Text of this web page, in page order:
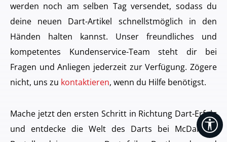
werden noch am selben Tag versendet, sodass du
deine neuen Dart-Artikel schnellstmöglich in den
Händen halten kannst. Unser freundliches und
kompetentes Kundenservice-Team steht dir bei
Fragen und Anliegen jederzeit zur Verfügung. Zögere
nicht, uns zu kontaktieren, wenn du Hilfe benötigst.
Mache jetzt den ersten Schritt in Richtung Dart-Erfolg
und entdecke die Welt des Darts bei McDart.de.